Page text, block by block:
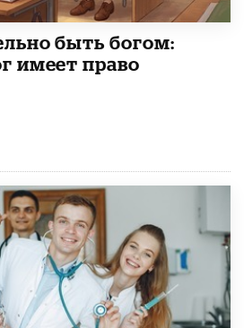
быть богом:
имеет право